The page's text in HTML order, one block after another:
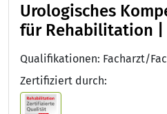
Urologisches
für Rehabilitation
Zertifiziert durch: